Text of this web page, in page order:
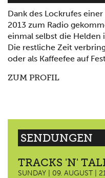
Dank des Lockrufes
2013 zum Radio
einmal selbst die Helden
Die restliche Zeit
oder als Kaffeefee auf
ZUM PROFIL
SENDUNGEN
TRACKS 'N'
SUNDAY | 09. AUGUST |